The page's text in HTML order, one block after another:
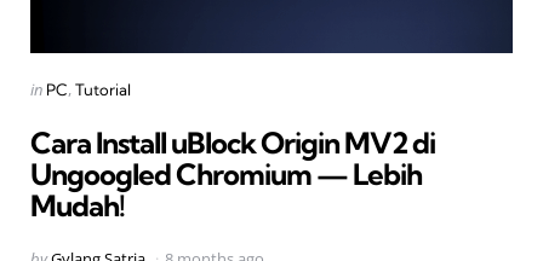
Categories
Posted
in PC Tutorial
Cara Install uBlock Origin MV2 di
Ungoogled Chromium — Lebih
Mudah!